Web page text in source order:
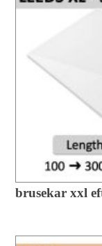
brusekar xxl